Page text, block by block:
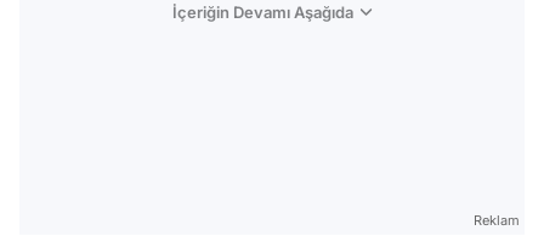
İçeriğin Devamı Aşağıda
Reklam